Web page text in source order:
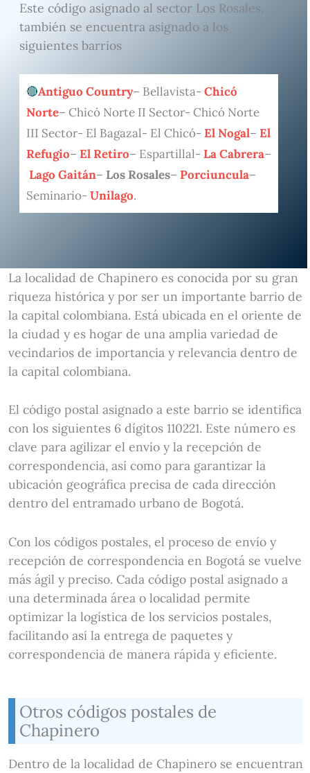
Este código asignado al sector Los Rosales,
también se encuentra asignado a los
siguientes barrios
Antiguo Country– Bellavista- Chicó
Norte– Chicó Norte II Sector- Chicó Norte
III Sector- El Bagazal- El Chicó- El Nogal– El
Refugio– El Retiro– Espartillal- La Cabrera–
Lago Gaitán– Los Rosales– Porciuncula–
Seminario- Unilago.
La localidad de Chapinero es conocida por su gran
riqueza histórica y por ser un importante barrio de
la capital colombiana. Está ubicada en el oriente de
la ciudad y es hogar de una amplia variedad de
vecindarios de importancia y relevancia dentro de
la capital colombiana.
El código postal asignado a este barrio se identifica
con los siguientes 6 dígitos 110221. Este número es
clave para agilizar el envío y la recepción de
correspondencia, así como para garantizar la
ubicación geográfica precisa de cada dirección
dentro del entramado urbano de Bogotá.
Con los códigos postales, el proceso de envío y
recepción de correspondencia en Bogotá se vuelve
más ágil y preciso. Cada código postal asignado a
una determinada área o localidad permite
optimizar la logística de los servicios postales,
facilitando así la entrega de paquetes y
correspondencia de manera rápida y eficiente.
Otros códigos postales de
Chapinero
Dentro de la localidad de Chapinero se encuentran